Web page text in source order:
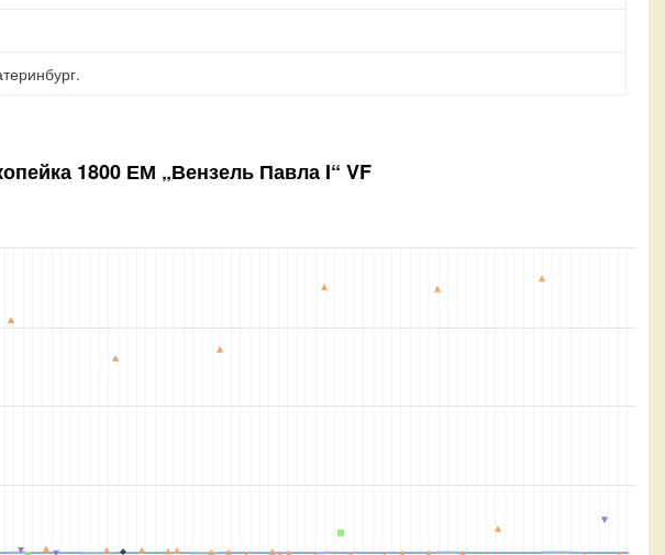
1800 ЕМ „Вензель Павла I“ VF